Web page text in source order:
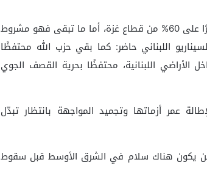
المرحلة الأولى من خطة ترامب تُبقي الجيش الإسرائيلي مسيطرًا على 60% من قطاع غزة، أما ما تبقى فهو مشروط
اللبناني حاضر: كما بقي حزب الله محتفظًا
اللبنانية، محتفظًا بحرية القصف الجوي
عمر أزماتها وتجميد المواجهة بانتظار تبدّل
يكون هناك سلام في الشرق الأوسط قبل سقوط